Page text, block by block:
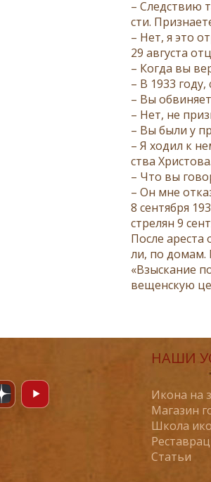
– След­ствию
сти.
– Нет, я это
29 ав­гу­ста
– Ко­гда вы
– В 1933
– Вы
– Нет, не
– Вы бы­ли у
– Я хо­дил к
ства Хри­сто­ва.
– Что вы
– Он мне
8 сен­тяб­ря
стре­лян 9
По­сле
ли, по до­мам.
«Взыс­ка­ние
ве­щен­скую
НАШИ
Икона на
Магазин
Школа
Статьи